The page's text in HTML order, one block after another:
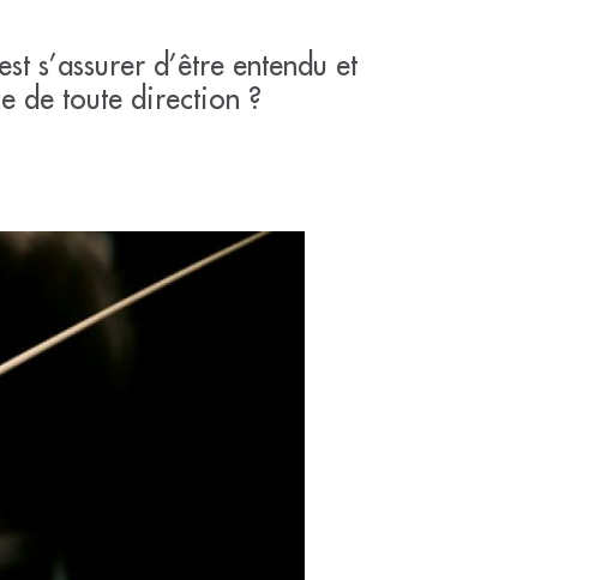
s’assurer d’être entendu et
de toute direction ?